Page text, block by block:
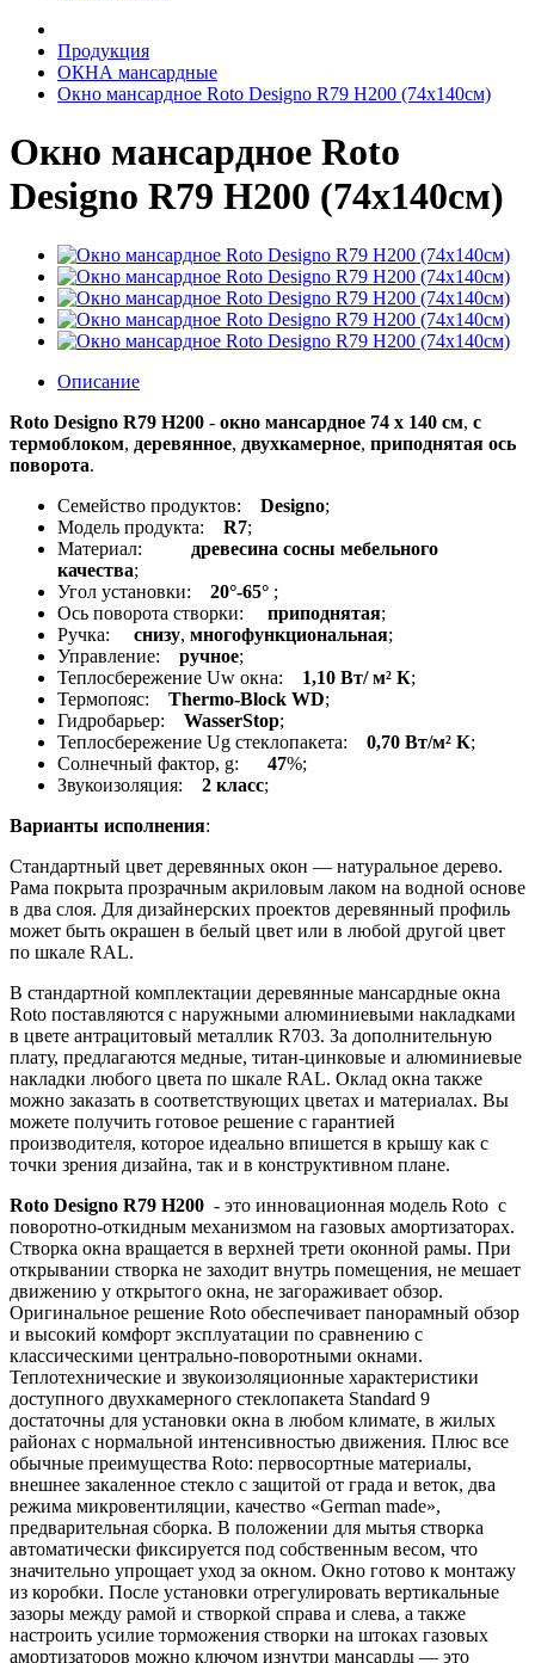
Продукция
ОКНА мансардные
Окно мансардное Roto Designo R79 H200 (74x140см)
Окно мансардное Roto
Designo R79 H200 (74x140см)
Описание
Roto Designo R79 H200 - окно мансардное 74 x 140 см, с
термоблоком, деревянное, двухкамерное, приподнятая ось
поворота.
Семейство продуктов: Designo;
Модель продукта: R7;
Материал:
древесина сосны мебельного
качества;
Угол установки: 20°-65° ;
Ось поворота створки: приподнятая;
Ручка: снизу, многофункциональная;
Управление: ручное;
Теплосбережение Uw окна: 1,10 Вт/ м² К;
Термопояс: Thermo-Block WD;
Гидробарьер: WasserStop;
Теплосбережение Ug стеклопакета:
0,70 Вт/м² К;
Солнечный фактор, g:
47%;
Звукоизоляция:
2 класс;
Варианты исполнения:
Стандартный цвет деревянных окон — натуральное дерево.
Рама покрыта прозрачным акриловым лаком на водной основе
в два слоя. Для дизайнерских проектов деревянный профиль
может быть окрашен в белый цвет или в любой другой цвет
по шкале RAL.
В стандартной комплектации деревянные мансардные окна
Roto поставляются с наружными алюминиевыми накладками
в цвете антрацитовый металлик R703. За дополнительную
плату, предлагаются медные, титан-цинковые и алюминиевые
накладки любого цвета по шкале RAL. Оклад окна также
можно заказать в соответствующих цветах и материалах. Вы
можете получить готовое решение с гарантией
производителя, которое идеально впишется в крышу как с
точки зрения дизайна, так и в конструктивном плане.
Roto Designo R79 H200 - это инновационная модель Roto c
поворотно-откидным механизмом на газовых амортизаторах.
Створка окна вращается в верхней трети оконной рамы. При
открывании створка не заходит внутрь помещения, не мешает
движению у открытого окна, не загораживает обзор.
Оригинальное решение Roto обеспечивает панорамный обзор
и высокий комфорт эксплуатации по сравнению с
классическими центрально-поворотными окнами.
Теплотехнические и звукоизоляционные характеристики
доступного двухкамерного стеклопакета Standard 9
достаточны для установки окна в любом климате, в жилых
районах с нормальной интенсивностью движения. Плюс все
обычные преимущества Roto: первосортные материалы,
внешнее закаленное стекло с защитой от града и веток, два
режима микровентиляции, качество «German made»,
предварительная сборка. В положении для мытья створка
автоматически фиксируется под собственным весом, что
значительно упрощает уход за окном. Окно готово к монтажу
из коробки. После установки отрегулировать вертикальные
зазоры между рамой и створкой справа и слева, а также
настроить усилие торможения створки на штоках газовых
амортизаторов можно ключом изнутри мансарды — это